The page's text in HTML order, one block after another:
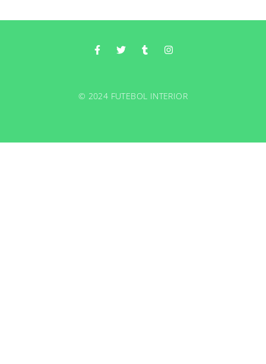
© 2024 FUTEBOL INTERIOR